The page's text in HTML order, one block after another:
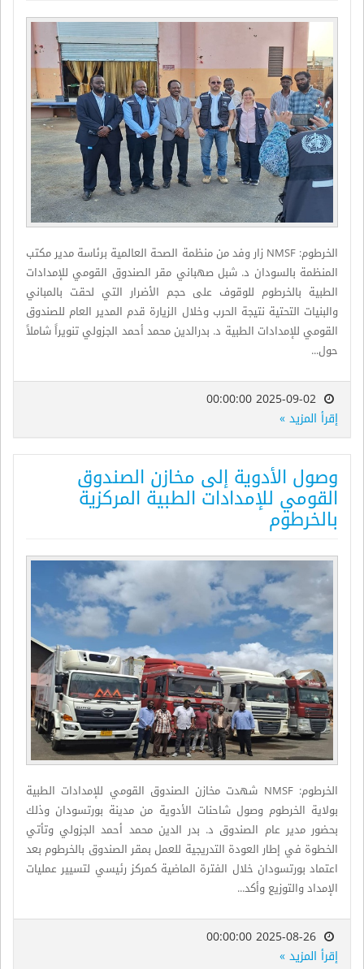
الخرطوم: NMSF زار وفد من منظمة الصحة العالمية برئاسة مدير مكتب
المنظمة بالسودان د. شبل صهباني مقر الصندوق القومي للإمدادات
الطبية بالخرطوم للوقوف على حجم الأضرار التي لحقت بالمباني
والبنيات التحتية نتيجة الحرب وخلال الزيارة قدم المدير العام للصندوق
القومي للإمدادات الطبية د. بدرالدين محمد أحمد الجزولي تنويراً شاملاً
حول...
إقرأ المزيد »
وصول الأدوية إلى مخازن الصندوق
القومي للإمدادات الطبية المركزية
بالخرطوم
الخرطوم: NMSF شهدت مخازن الصندوق القومي للإمدادات الطبية
بولاية الخرطوم وصول شاحنات الأدوية من مدينة بورتسودان وذلك
بحضور مدير عام الصندوق د. بدر الدين محمد أحمد الجزولي وتأتي
الخطوة في إطار العودة التدريجية للعمل بمقر الصندوق بالخرطوم بعد
اعتماد بورتسودان خلال الفترة الماضية كمركز رئيسي لتسيير عمليات
الإمداد والتوزيع وأكد...
إقرأ المزيد »